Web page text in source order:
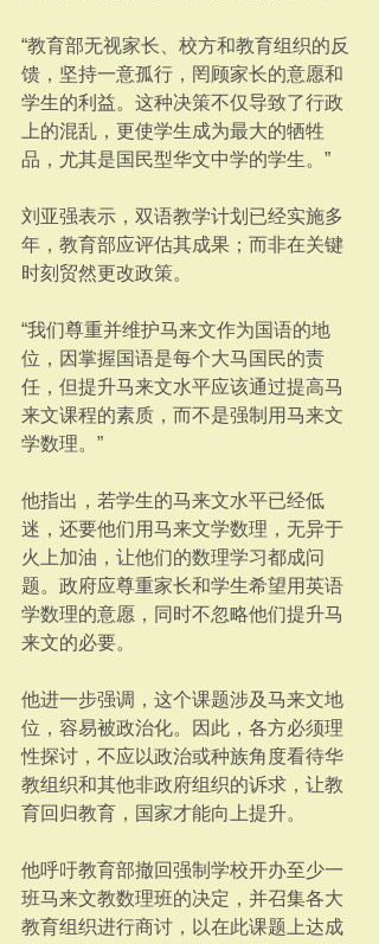
“教育部无视家长、校方和教育组织的反
馈，坚持一意孤行，罔顾家长的意愿和
学生的利益。这种决策不仅导致了行政
上的混乱，更使学生成为最大的牺牲
品，尤其是国民型华文中学的学生。”
刘亚强表示，双语教学计划已经实施多
年，教育部应评估其成果；而非在关键
时刻贸然更改政策。
“我们尊重并维护马来文作为国语的地
位，因掌握国语是每个大马国民的责
任，但提升马来文水平应该通过提高马
来文课程的素质，而不是强制用马来文
学数理。”
他指出，若学生的马来文水平已经低
迷，还要他们用马来文学数理，无异于
火上加油，让他们的数理学习都成问
题。政府应尊重家长和学生希望用英语
学数理的意愿，同时不忽略他们提升马
来文的必要。
他进一步强调，这个课题涉及马来文地
位，容易被政治化。因此，各方必须理
性探讨，不应以政治或种族角度看待华
教组织和其他非政府组织的诉求，让教
育回归教育，国家才能向上提升。
他呼吁教育部撤回强制学校开办至少一
班马来文教数理班的决定，并召集各大
教育组织进行商讨，以在此课题上达成